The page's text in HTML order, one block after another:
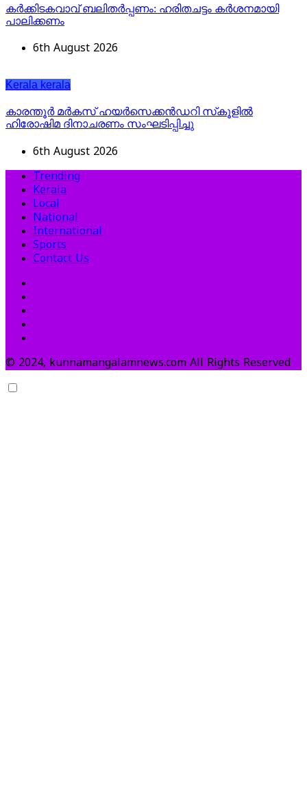
കര്‍ക്കിടകവാവ് ബലിതര്‍പ്പണം: ഹരിതചട്ടം കര്‍ശനമായി
പാലിക്കണം
6th August 2026
Kerala kerala
കാരന്തൂര്‍ മര്‍കസ് ഹയര്‍സെക്കന്‍ഡറി സ്‌കൂളില്‍
ഹിരോഷിമ ദിനാചരണം സംഘടിപ്പിച്ചു
6th August 2026
Trending
Kerala
Local
National
International
Sports
Contact Us
© 2024, kunnamangalamnews.com All Rights Reserved